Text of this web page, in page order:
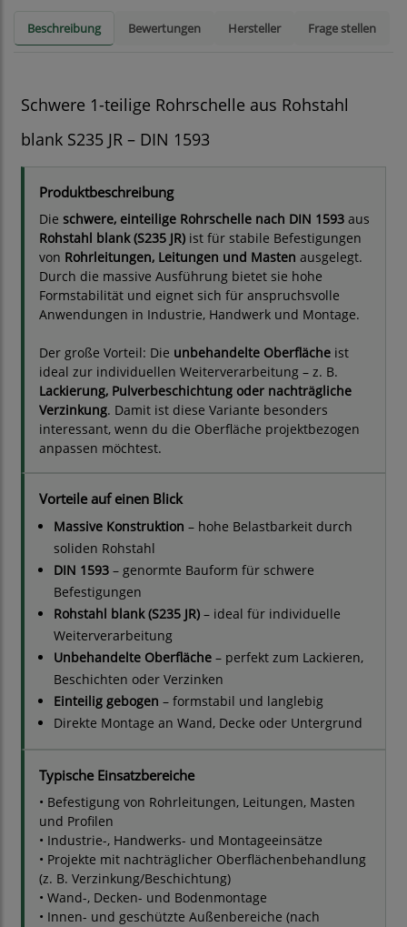
Beschreibung Bewertungen Hersteller Frage stellen
Schwere 1-teilige Rohrschelle aus Rohstahl
blank S235 JR – DIN 1593
Produktbeschreibung
Die schwere, einteilige Rohrschelle nach DIN 1593 aus
Rohstahl blank (S235 JR) ist für stabile Befestigungen
von Rohrleitungen, Leitungen und Masten ausgelegt.
Durch die massive Ausführung bietet sie hohe
Formstabilität und eignet sich für anspruchsvolle
Anwendungen in Industrie, Handwerk und Montage.
Der große Vorteil: Die unbehandelte Oberfläche ist
ideal zur individuellen Weiterverarbeitung – z. B.
Lackierung, Pulverbeschichtung oder nachträgliche
Verzinkung. Damit ist diese Variante besonders
interessant, wenn du die Oberfläche projektbezogen
anpassen möchtest.
Vorteile auf einen Blick
Massive Konstruktion – hohe Belastbarkeit durch
soliden Rohstahl
DIN 1593 – genormte Bauform für schwere
Befestigungen
Rohstahl blank (S235 JR) – ideal für individuelle
Weiterverarbeitung
Unbehandelte Oberfläche – perfekt zum Lackieren,
Beschichten oder Verzinken
Einteilig gebogen – formstabil und langlebig
Direkte Montage an Wand, Decke oder Untergrund
Typische Einsatzbereiche
• Befestigung von Rohrleitungen, Leitungen, Masten
und Profilen
• Industrie-, Handwerks- und Montageeinsätze
• Projekte mit nachträglicher Oberflächenbehandlung
(z. B. Verzinkung/Beschichtung)
• Wand-, Decken- und Bodenmontage
• Innen- und geschützte Außenbereiche (nach